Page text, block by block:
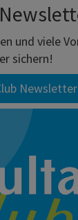
und viele
sichern!